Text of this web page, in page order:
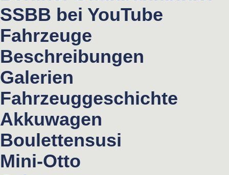
SSBB bei YouTube
Fahrzeuge
Beschreibungen
Galerien
Fahrzeuggeschichte
Akkuwagen
Boulettensusi
Mini-Otto